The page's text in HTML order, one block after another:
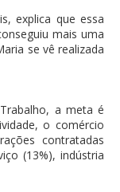
explica que essa
mais uma
se vê realizada
a meta é
o comércio
contratadas
(13%), indústria